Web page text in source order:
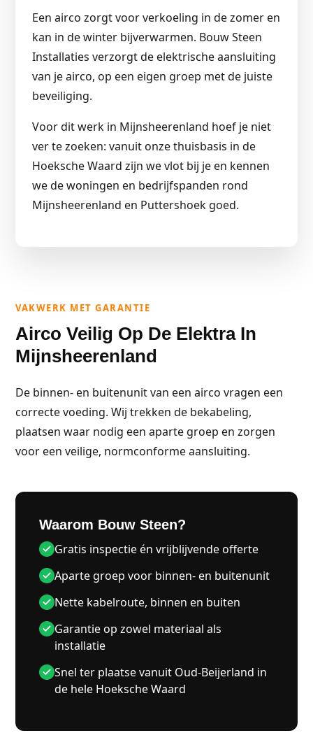
Een airco zorgt voor verkoeling in de zomer en
kan in de winter bijverwarmen. Bouw Steen
Installaties verzorgt de elektrische aansluiting
van je airco, op een eigen groep met de juiste
beveiliging.
Voor dit werk in Mijnsheerenland hoef je niet
ver te zoeken: vanuit onze thuisbasis in de
Hoeksche Waard zijn we vlot bij je en kennen
we de woningen en bedrijfspanden rond
Mijnsheerenland en Puttershoek goed.
VAKWERK MET GARANTIE
Airco Veilig Op De Elektra In
Mijnsheerenland
De binnen- en buitenunit van een airco vragen een
correcte voeding. Wij trekken de bekabeling,
plaatsen waar nodig een aparte groep en zorgen
voor een veilige, normconforme aansluiting.
Waarom Bouw Steen?
Gratis inspectie én vrijblijvende offerte
Aparte groep voor binnen- en buitenunit
Nette kabelroute, binnen en buiten
Garantie op zowel materiaal als
installatie
Snel ter plaatse vanuit Oud-Beijerland in
de hele Hoeksche Waard